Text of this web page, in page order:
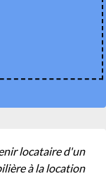
locataire d'un
à la location